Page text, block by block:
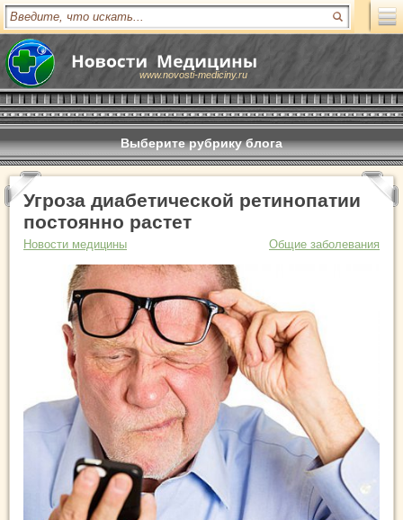
www.novosti-mediciny.ru
Выберите рубрику блога
Угроза диабетической ретинопатии
постоянно растет
Новости медицины Общие заболевания